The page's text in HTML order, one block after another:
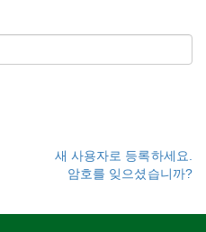
새 사용자로 등록하세요.
암호를 잊으셨습니까?